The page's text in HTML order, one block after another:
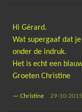
Hi Gérard.
Wat supergaaf dat
onder de indruk.
Het is echt een
Groeten Christine
—Christine 29-10-